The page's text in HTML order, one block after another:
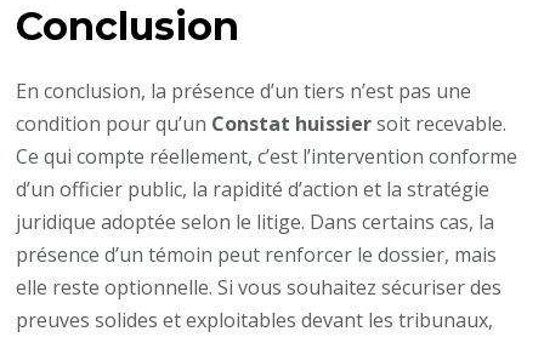
Conclusion
En conclusion, la présence d’un tiers n’est pas une
condition pour qu’un Constat huissiersoit recevable.
Ce qui compte réellement, c’est l’intervention conforme
d’un officier public, la rapidité d’action et la stratégie
juridique adoptée selon le litige. Dans certains cas, la
présence d’un témoin peut renforcer le dossier, mais
elle reste optionnelle. Si vous souhaitez sécuriser des
preuves solides et exploitables devant les tribunaux,